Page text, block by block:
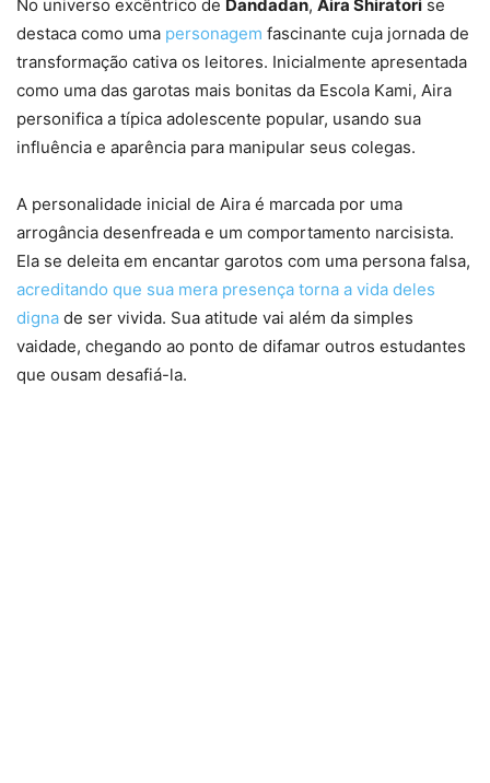
No universo excêntrico de Dandadan, Aira Shiratori se
destaca como uma personagem fascinante cuja jornada de
transformação cativa os leitores. Inicialmente apresentada
como uma das garotas mais bonitas da Escola Kami, Aira
personifica a típica adolescente popular, usando sua
influência e aparência para manipular seus colegas.
A personalidade inicial de Aira é marcada por uma
arrogância desenfreada e um comportamento narcisista.
Ela se deleita em encantar garotos com uma persona falsa,
acreditando que sua mera presença torna a vida deles
digna de ser vivida. Sua atitude vai além da simples
vaidade, chegando ao ponto de difamar outros estudantes
que ousam desafiá-la.